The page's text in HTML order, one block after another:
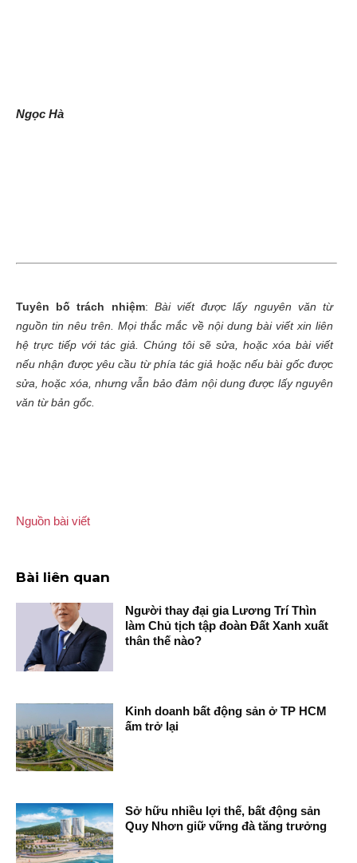
Ngọc Hà
Tuyên bố trách nhiệm: Bài viết được lấy nguyên văn từ
nguồn tin nêu trên. Mọi thắc mắc về nội dung bài viết xin liên
hệ trực tiếp với tác giả. Chúng tôi sẽ sửa, hoặc xóa bài viết
nếu nhận được yêu cầu từ phía tác giả hoặc nếu bài gốc được
sửa, hoặc xóa, nhưng vẫn bảo đảm nội dung được lấy nguyên
văn từ bản gốc.
Nguồn bài viết
Bài liên quan
Người thay đại gia Lương Trí Thìn
làm Chủ tịch tập đoàn Đất Xanh xuất
thân thế nào?
Kinh doanh bất động sản ở TP HCM
ấm trở lại
Sở hữu nhiều lợi thế, bất động sản
Quy Nhơn giữ vững đà tăng trưởng